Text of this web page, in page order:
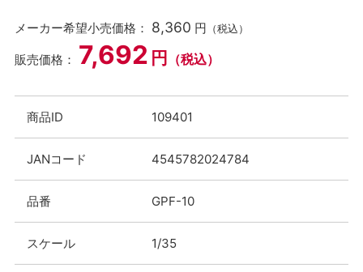
メーカー希望小売価格： 8,360 円 （税込）
販売価格： 7,692 円 （税込）
商品ID 109401
JANコード 4545782024784
品番 GPF-10
スケール 1/35